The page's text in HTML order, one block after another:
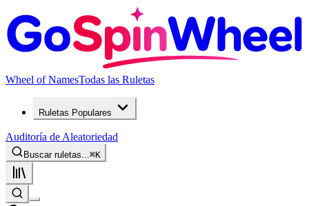
Wheel of NamesTodas las Ruletas
Ruletas Populares
Auditoría de Aleatoriedad
Buscar ruletas... ⌘K